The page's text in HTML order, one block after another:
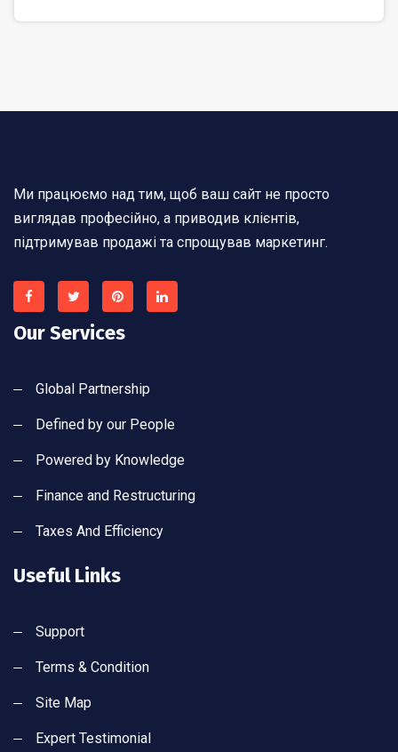
Ми працюємо над тим, щоб ваш сайт не просто
виглядав професійно, а приводив клієнтів,
підтримував продажі та спрощував маркетинг.
Our Services
Global Partnership
Defined by our People
Powered by Knowledge
Finance and Restructuring
Taxes And Efficiency
Useful Links
Support
Terms & Condition
Site Map
Expert Testimonial